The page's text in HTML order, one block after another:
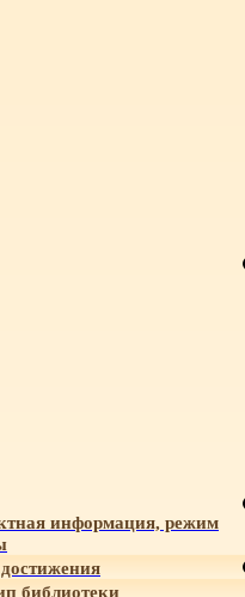
информация, режим
библиотеки